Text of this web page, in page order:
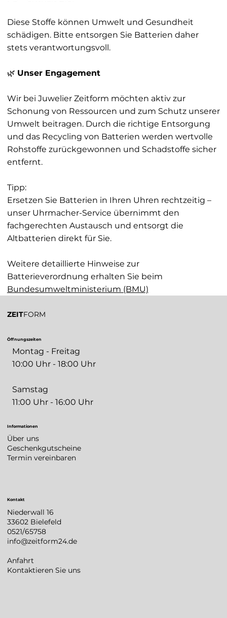
Diese Stoffe können Umwelt und Gesundheit
schädigen. Bitte entsorgen Sie Batterien daher
stets verantwortungsvoll.
🌿 Unser Engagement
Wir bei Juwelier Zeitform möchten aktiv zur
Schonung von Ressourcen und zum Schutz unserer
Umwelt beitragen. Durch die richtige Entsorgung
und das Recycling von Batterien werden wertvolle
Rohstoffe zurückgewonnen und Schadstoffe sicher
entfernt.
Tipp:
Ersetzen Sie Batterien in Ihren Uhren rechtzeitig –
unser Uhrmacher-Service übernimmt den
fachgerechten Austausch und entsorgt die
Altbatterien direkt für Sie.
Weitere detaillierte Hinweise zur
Batterieverordnung erhalten Sie beim
Bundesumweltministerium (BMU)
ZEITFORM
Öffnungszeiten
Montag - Freitag
10:00 Uhr - 18:00 Uhr
Samstag
11:00 Uhr - 16:00 Uhr
Informationen
Über uns
Geschenkgutscheine
Termin vereinbaren
Kontakt
Niederwall 16
33602 Bielefeld
0521/65758
info@zeitform24.de
Anfahrt
Kontaktieren Sie uns